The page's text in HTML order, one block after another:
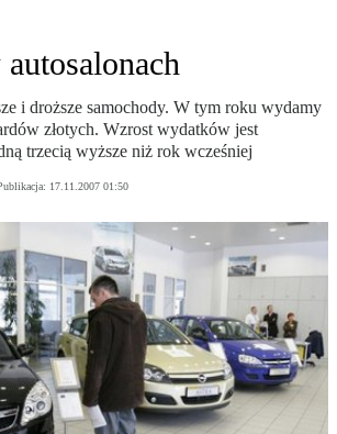
i droższe samochody. W tym roku wydamy
złotych. Wzrost wydatków jest
trzecią wyższe niż rok wcześniej
17.11.2007 01:50